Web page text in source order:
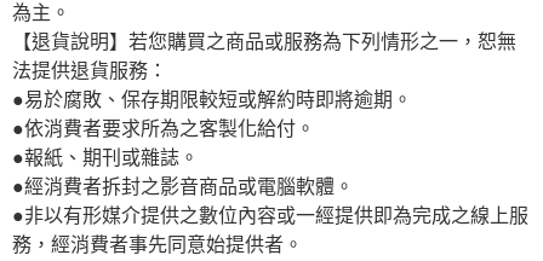
為主。
【退貨說明】若您購買之商品或服務為下列情形之一，恕無
法提供退貨服務：
●易於腐敗、保存期限較短或解約時即將逾期。
●依消費者要求所為之客製化給付。
●報紙、期刊或雜誌。
●經消費者拆封之影音商品或電腦軟體。
●非以有形媒介提供之數位內容或一經提供即為完成之線上服
務，經消費者事先同意始提供者。